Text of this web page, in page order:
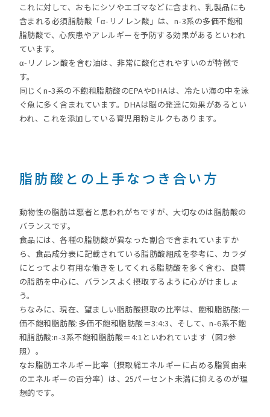
これに対して、おもにシソやエゴマなどに含まれ、乳製品にも
含まれる必須脂肪酸「α-リノレン酸」は、n-3系の多価不飽和
脂肪酸で、心疾患やアレルギーを予防する効果があるといわれ
ています。
α-リノレン酸を含む油は、非常に酸化されやすいのが特徴で
す。
同じくn-3系の不飽和脂肪酸のEPAやDHAは、冷たい海の中を泳
ぐ魚に多く含まれています。DHAは脳の発達に効果があるとい
われ、これを添加している育児用粉ミルクもあります。
脂肪酸との上手なつき合い方
動物性の脂肪は悪者と思われがちですが、大切なのは脂肪酸の
バランスです。
食品には、各種の脂肪酸が異なった割合で含まれていますか
ら、食品成分表に記載されている脂肪酸組成を参考に、カラダ
にとってより有用な働きをしてくれる脂肪酸を多く含む、良質
の脂肪を中心に、バランスよく摂取するように心がけましょ
う。
ちなみに、現在、望ましい脂肪酸摂取の比率は、飽和脂肪酸:一
価不飽和脂肪酸:多価不飽和脂肪酸＝3:4:3、そして、n-6系不飽
和脂肪酸:n-3系不飽和脂肪酸＝4:1といわれています（図2参
照）。
なお脂肪エネルギー比率（摂取総エネルギーに占める脂質由来
のエネルギーの百分率）は、25パーセント未満に抑えるのが理
想的です。